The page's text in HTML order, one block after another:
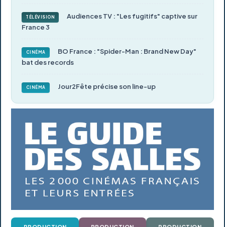
TÉLÉVISION
Audiences TV : "Les fugitifs" captive sur
France 3
CINÉMA
BO France : "Spider-Man : Brand New Day"
bat des records
CINÉMA Jour2Fête précise son line-up